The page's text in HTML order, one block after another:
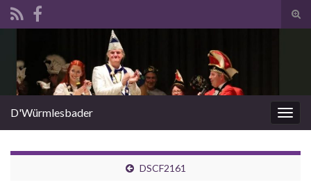
Search for:
D'Würmlesbader
DSCF2161